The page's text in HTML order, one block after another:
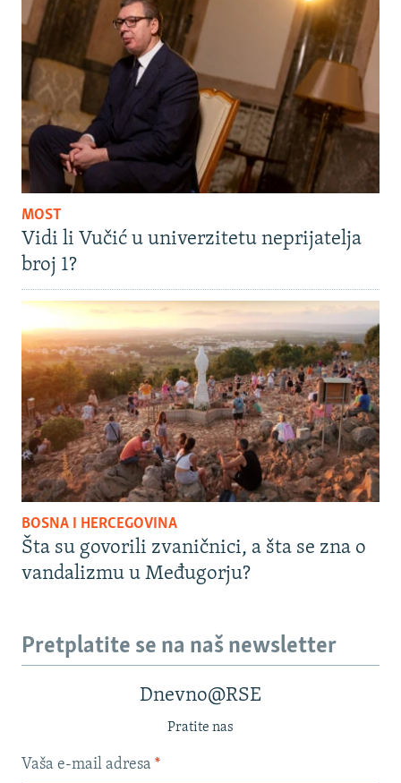
MOST
Vidi li Vučić u univerzitetu neprijatelja
broj 1?
BOSNA I HERCEGOVINA
Šta su govorili zvaničnici, a šta se zna o
vandalizmu u Međugorju?
Pretplatite se na naš newsletter
Dnevno@RSE
Pratite nas
Vaša e-mail adresa *